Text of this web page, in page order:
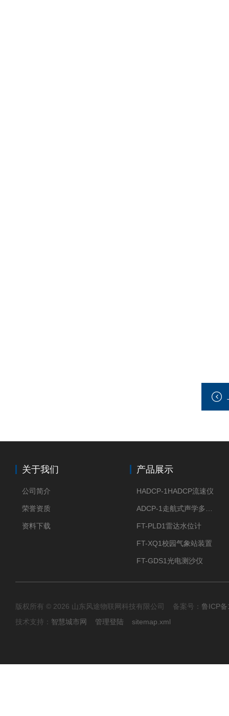
关于我们
公司简介
荣誉资质
资料下载
产品展示
HADCP-1HADCP流速仪
FT-PLD1雷达水位计
FT-XQ1校园气象站装置
FT-GDS1光电测沙仪
版权所有 © 2026 山东风途物联网科技有限公司 备案号： 鲁ICP
技术支持： 智慧城市网 管理登陆 sitemap.xml